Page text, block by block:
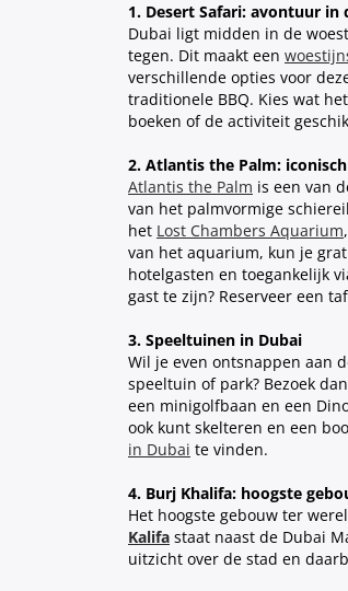
1. Desert Safari: avontuur in
Dubai ligt midden in de
tegen. Dit maakt een
verschillende opties voor
traditionele BBQ. Kies wat
boeken of de activiteit
2. Atlantis the Palm:
Atlantis the Palm is een van
van het palmvormige
het Lost Chambers Aquarium
van het aquarium, kun je
hotelgasten en toegankelijk
gast te zijn? Reserveer een
3. Speeltuinen in Dubai
Wil je even ontsnappen aan
speeltuin of park? Bezoek
een minigolfbaan en een
ook kunt skelteren en een
in Dubai te vinden.
4. Burj Khalifa: hoogste
Het hoogste gebouw ter
Kalifa staat naast de Dubai
uitzicht over de stad en